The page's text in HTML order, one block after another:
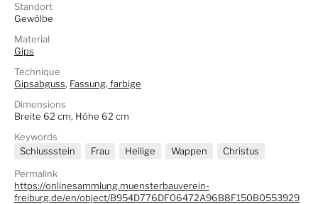
Standort
Gewölbe
Material
Gips
Technique
Gipsabguss, Fassung, farbige
Dimensions
Breite 62 cm, Höhe 62 cm
Keywords
Schlussstein
Frau Heilige Wappen
Christus
Permalink
https://onlinesammlung.muensterbauverein-
freiburg.de/en/object/B954D776DF06472A96B8F150B0553929